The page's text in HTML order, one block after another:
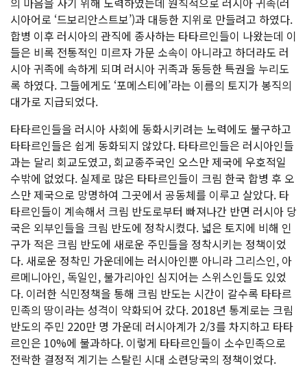
시아어로 ‘드보리안스트보’)과 대등한 지위로 만들려고 하였다.
합병 이후 러시아의 관직에 종사하는 타타르인들이 나왔는데 이
들은 비록 전통적인 미르자 가문 소속이 아니라고 하더라도 러
시아 귀족에 속하게 되며 러시아 귀족과 동등한 특권을 누리도
록 하였다. 그들에게도 ‘포메스티에’라는 이름의 토지가 봉직의
대가로 지급되었다.
타타르인들을 러시아 사회에 동화시키려는 노력에도 불구하고
타타르인들은 쉽게 동화되지 않았다. 타타르인들은 러시아인들
과는 달리 회교도였고, 회교종주국인 오스만 제국에 우호적일
수밖에 없었다. 실제로 많은 타타르인들이 크림 한국 합병 후 오
스만 제국으로 망명하여 그곳에서 공동체를 이루고 살았다. 타
타르인들이 계속해서 크림 반도로부터 빠져나간 반면 러시아 당
국은 외부인들을 크림 반도에 정착시켰다. 넓은 토지에 비해 인
구가 적은 크림 반도에 새로운 주민들을 정착시키는 정책이었
다. 새로운 정착민 가운데에는 러시아인뿐 아니라 그리스인, 아
르메니아인, 독일인, 불가리아인 심지어는 스위스인들도 있었
다. 이러한 식민정책을 통해 크림 반도는 시간이 갈수록 타타르
민족의 땅이라는 성격이 약화되어 갔다. 2018년 통계로는 크림
반도의 주민 220만 명 가운데 러시아계가 2/3를 차지하고 타타
르인은 10%에 불과하다. 이렇게 타타르인들이 소수민족으로
전락한 결정적 계기는 스탈린 시대 소련당국의 정책이었다.